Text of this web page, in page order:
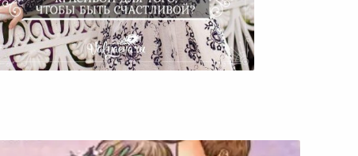
Обязательно Ли Быть
Красивой Для Того, Чтобы
Быть Счастливой?